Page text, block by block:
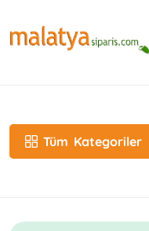
Tüm Kategoriler